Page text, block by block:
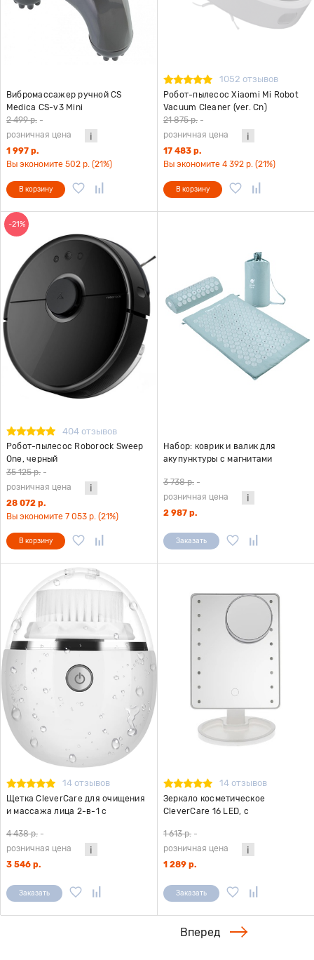
Вибромассажер ручной CS
Medica CS-v3 Mini
2 499 р. -
розничная цена
1 997 р.
Вы экономите 502 р. (21%)
В корзину
1052 отзывов
Робот-пылесос Xiaomi Mi Robot
Vacuum Cleaner (ver. Cn)
21 875 р. -
розничная цена
17 483 р.
Вы экономите 4 392 р. (21%)
В корзину
-21%
404 отзывов
Робот-пылесос Roborock Sweep
One, черный
35 125 р. -
розничная цена
28 072 р.
Вы экономите 7 053 р. (21%)
В корзину
Набор: коврик и валик для
акупунктуры с магнитами
3 738 р. -
розничная цена
2 987 р.
Заказать
14 отзывов
Щетка CleverCare для очищения
и массажа лица 2-в-1 с
белый
4 438 р. -
розничная цена
3 546 р.
Заказать
14 отзывов
Зеркало косметическое
CleverCare 16 LED, с
зеркалом, цвет белый
1 613 р. -
розничная цена
1 289 р.
Заказать
Вперед